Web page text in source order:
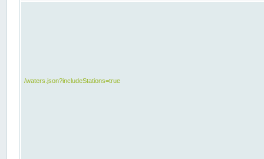
/waters.json?includeStations=true